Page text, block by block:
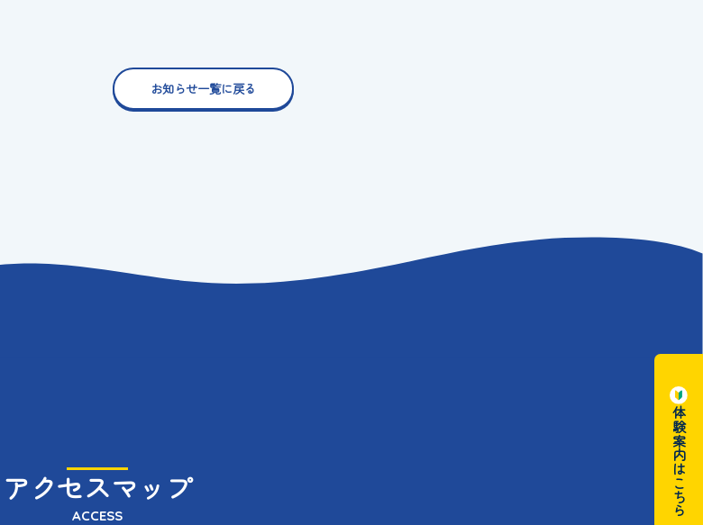
お知らせ一覧に戻る
アクセスマップ
ACCESS 体験案内はこちら